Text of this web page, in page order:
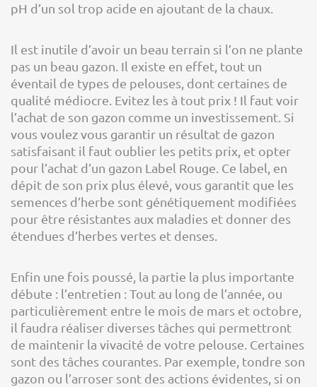
pH d’un sol trop acide en ajoutant de la chaux.
Il est inutile d’avoir un beau terrain si l’on ne plante
pas un beau gazon. Il existe en effet, tout un
éventail de types de pelouses, dont certaines de
qualité médiocre. Evitez les à tout prix ! Il faut voir
l’achat de son gazon comme un investissement. Si
vous voulez vous garantir un résultat de gazon
satisfaisant il faut oublier les petits prix, et opter
pour l’achat d’un gazon Label Rouge. Ce label, en
dépit de son prix plus élevé, vous garantit que les
semences d’herbe sont génétiquement modifiées
pour être résistantes aux maladies et donner des
étendues d’herbes vertes et denses.
Enfin une fois poussé, la partie la plus importante
débute : l’entretien : Tout au long de l’année, ou
particulièrement entre le mois de mars et octobre,
il faudra réaliser diverses tâches qui permettront
de maintenir la vivacité de votre pelouse. Certaines
sont des tâches courantes. Par exemple, tondre son
gazon ou l’arroser sont des actions évidentes, si on